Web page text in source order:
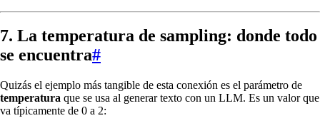
7. La temperatura de sampling: donde todo
se encuentra#
Quizás el ejemplo más tangible de esta conexión es el parámetro de
temperatura que se usa al generar texto con un LLM. Es un valor que
va típicamente de 0 a 2: